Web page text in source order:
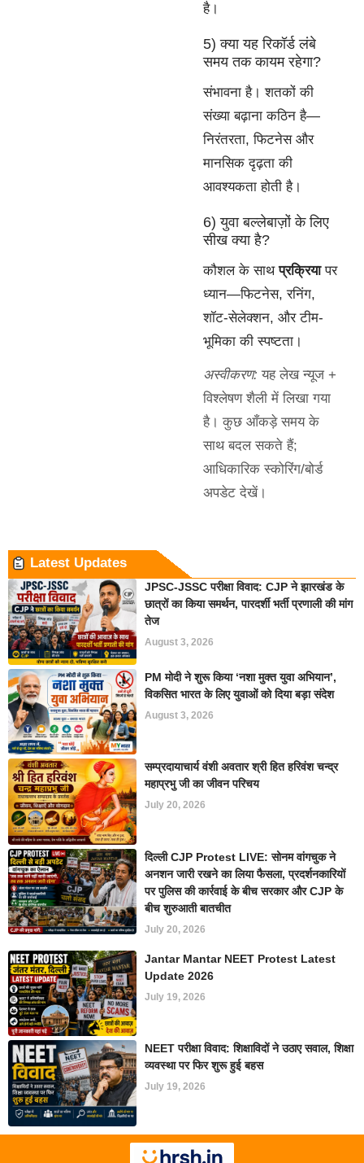
है।
5) क्या यह रिकॉर्ड लंबे
समय तक कायम रहेगा?
संभावना है। शतकों की
संख्या बढ़ाना कठिन है—
निरंतरता, फिटनेस और
मानसिक दृढ़ता की
आवश्यकता होती है।
6) युवा बल्लेबाज़ों के लिए
सीख क्या है?
कौशल के साथप्रक्रियापर
ध्यान—फिटनेस, रनिंग,
शॉट-सेलेक्शन, और टीम-
भूमिका की स्पष्टता।
अस्वीकरण: यह लेख न्यूज +
विश्लेषण शैली में लिखा गया
है। कुछ आँकड़े समय के
साथ बदल सकते हैं;
आधिकारिक स्कोरिंग/बोर्ड
अपडेट देखें।
Latest Updates
JPSC-JSSC परीक्षा विवाद: CJP ने झारखंड के
छात्रों का किया समर्थन, पारदर्शी भर्ती प्रणाली की मांग
तेज
August 3, 2026
PM मोदी ने शुरू किया ‘नशा मुक्त युवा अभियान’,
विकसित भारत के लिए युवाओं को दिया बड़ा संदेश
August 3, 2026
सम्प्रदायाचार्य वंशी अवतार श्री हित हरिवंश चन्द्र
महाप्रभु जी का जीवन परिचय
July 20, 2026
दिल्ली CJP Protest LIVE: सोनम वांगचुक ने
अनशन जारी रखने का लिया फैसला, प्रदर्शनकारियों
पर पुलिस की कार्रवाई के बीच सरकार और CJP के
बीच शुरुआती बातचीत
July 20, 2026
Jantar Mantar NEET Protest Latest
Update 2026
July 19, 2026
NEET परीक्षा विवाद: शिक्षाविदों ने उठाए सवाल, शिक्षा
व्यवस्था पर फिर शुरू हुई बहस
July 19, 2026